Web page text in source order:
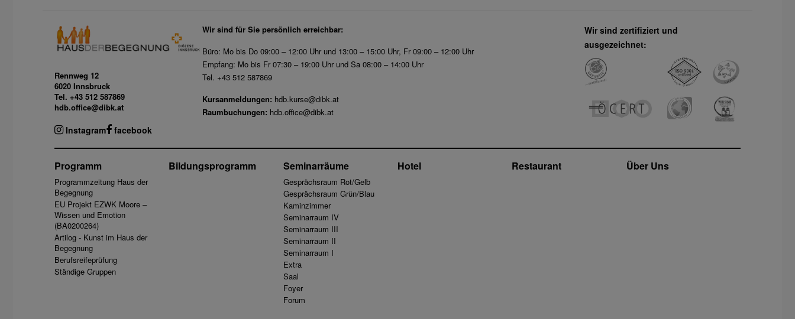
Rennweg 12
6020 Innsbruck
Tel. +43 512 587869
hdb.office@dibk.at
Instagram facebook
Wir sind für Sie persönlich erreichbar:
Büro: Mo bis Do 09:00 – 12:00 Uhr und 13:00 – 15:00 Uhr, Fr 09:00 – 12:00 Uhr
Empfang: Mo bis Fr 07:30 – 19:00 Uhr und Sa 08:00 – 14:00 Uhr
Tel. +43 512 587869
Kursanmeldungen: hdb.kurse@dibk.at
Raumbuchungen: hdb.office@dibk.at
Wir sind zertifiziert und
ausgezeichnet:
Programm
Programmzeitung Haus der
Begegnung
EU Projekt EZWK Moore –
Wissen und Emotion
(BA0200264)
Artilog - Kunst im Haus der
Begegnung
Berufsreifeprüfung
Ständige Gruppen
Bildungsprogramm Seminarräume
Gesprächsraum Rot/Gelb
Gesprächsraum Grün/Blau
Kaminzimmer
Seminarraum IV
Seminarraum III
Seminarraum II
Seminarraum I
Extra
Saal
Foyer
Forum
Hotel Restaurant Über Uns